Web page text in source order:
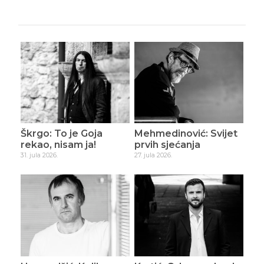
Škrgo: To je Goja
rekao, nisam ja!
31. jula 2026.
Mehmedinović: Svijet
prvih sjećanja
27. jula 2026.